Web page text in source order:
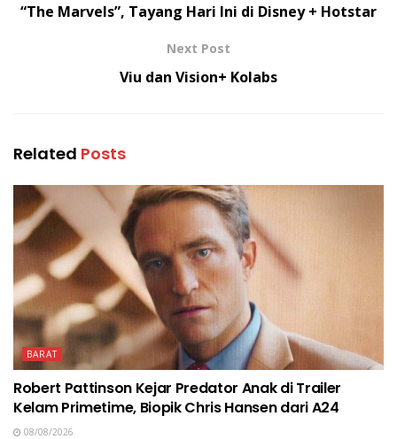
“The Marvels”, Tayang Hari Ini di Disney + Hotstar
Next Post
Viu dan Vision+ Kolabs
Related Posts
BARAT
Robert Pattinson Kejar Predator Anak di Trailer
Kelam Primetime, Biopik Chris Hansen dari A24
08/08/2026